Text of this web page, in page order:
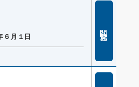
６月１日